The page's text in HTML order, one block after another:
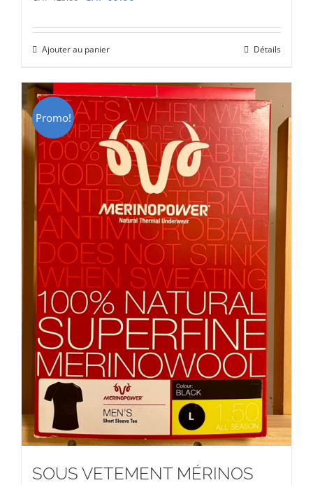
initial
était :
CHF 129.00.
actuel
CHF 69.00.
Ajouter au panier Détails
Promo!
SOUS VETEMENT MÉRINOS